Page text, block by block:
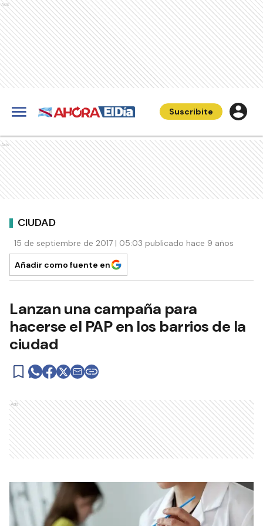
Ads
Suscribite
Ads
CIUDAD
15 de septiembre de 2017 | 05:03 publicado hace 9 años
Añadir como fuente en
Lanzan una campaña para
hacerse el PAP en los barrios de la
ciudad
Ads